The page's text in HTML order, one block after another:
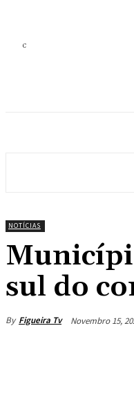
C
NOTÍCIAS
sul do
By Figueira Tv Novembro 15,